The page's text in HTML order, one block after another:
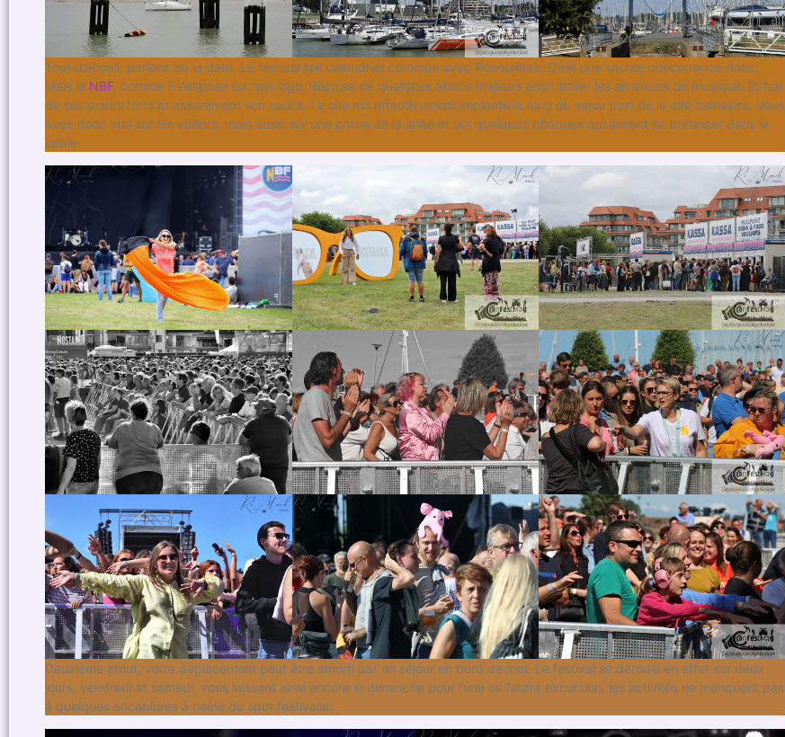
Tout d’abord, parlons de la date. Le festival fait calendrier commun avec Ronquières. C’est une sacrée concurrence donc.
Mais le NBF, comme il s’expose sur son logo, dispose de quelques atouts majeurs pour attirer les amateurs de musique. Et l’un
de ses points forts et assurément son cadre. Le site est effectivement implanté le long du vieux port de la cité balnéaire. Vous
avez donc vue sur les voiliers, mais aussi sur une partie de la jetée et sur quelques phoques qui aiment se prélasser dans le
sable.
Deuxième atout, votre déplacement peut être amorti par un séjour en bord de mer. Le festival se déroule en effet sur deux
jours, vendredi et samedi, vous laissant ainsi encore le dimanche pour l’une ou l’autre excursion, les activités ne manquant pas
à quelques encablures à peine du spot festivalier.